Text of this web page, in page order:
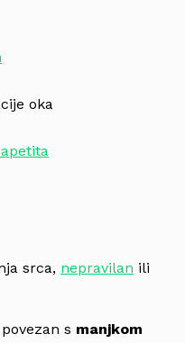
oka
srca, nepravilan ili
povezan s manjkom